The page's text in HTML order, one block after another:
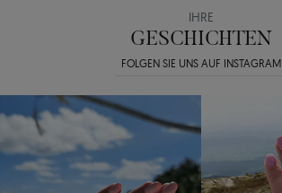
IHRE
GESCHICHTEN
FOLGEN SIE UNS AUF INSTAGRAM